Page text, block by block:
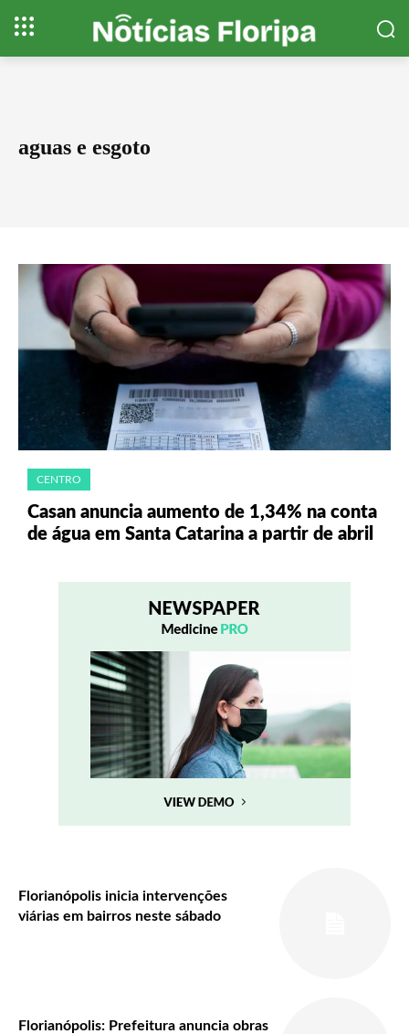
aguas e esgoto
CENTRO
Casan anuncia aumento de 1,34% na conta
de água em Santa Catarina a partir de abril
Florianópolis inicia intervenções
viárias em bairros neste sábado
Florianópolis: Prefeitura anuncia obras